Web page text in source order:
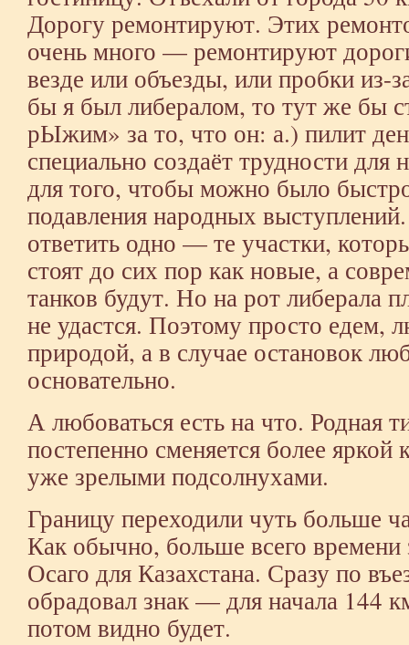
Дорогу ремонтируют. Этих
очень много — ремонтируют
везде или объезды, или пробки из-
бы я был либералом, то тут же бы
рЫжим» за то, что он: а.) пилит
специально создаёт трудности для
для того, чтобы можно было
подавления народных
ответить одно — те участки,
стоят до сих пор как новые, а
танков будут. Но на рот либерала
не удастся. Поэтому просто едем,
природой, а в случае остановок
основательно.
А любоваться есть на что. Родная
постепенно сменяется более
уже зрелыми подсолнухами.
Границу переходили чуть больше
Как обычно, больше всего
Осаго для Казахстана. Сразу по
обрадовал знак — для начала 144
потом видно будет.